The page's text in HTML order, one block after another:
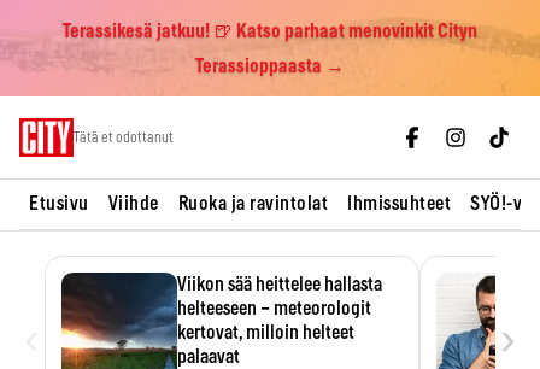
Terassikesä jatkuu! 🍺 Katso parhaat menovinkit Cityn
Terassioppaasta →
Tätä et odottanut
Etusivu Viihde Ruoka ja ravintolat Ihmissuhteet SYÖ!-
Viikon sää heittelee hallasta
helteeseen – meteorologit
kertovat, milloin helteet
palaavat
›